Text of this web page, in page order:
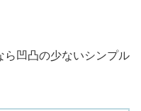
ら凹凸の少ないシンプル